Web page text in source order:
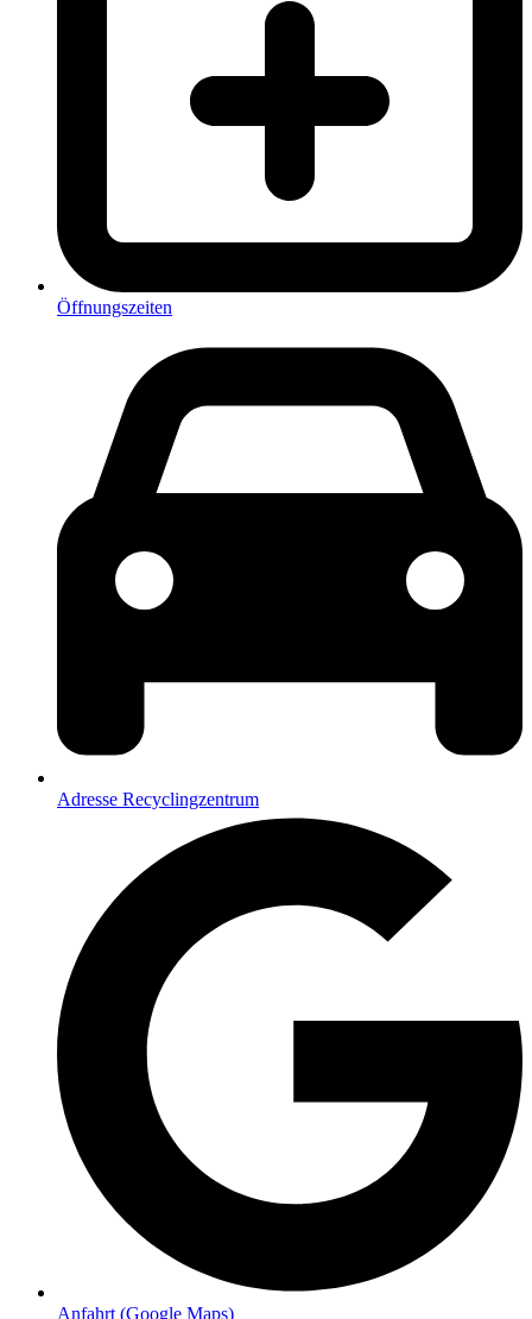
Öffnungszeiten
Adresse Recyclingzentrum
Anfahrt (Google Maps)